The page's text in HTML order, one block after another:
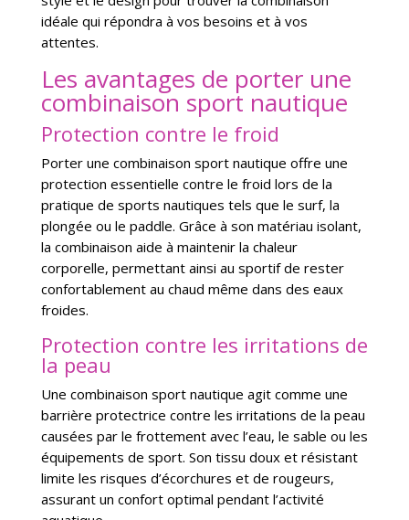
idéale qui répondra à vos besoins et à vos
attentes.
Les avantages de porter une
combinaison sport nautique
Protection contre le froid
Porter une combinaison sport nautique offre une
protection essentielle contre le froid lors de la
pratique de sports nautiques tels que le surf, la
plongée ou le paddle. Grâce à son matériau isolant,
la combinaison aide à maintenir la chaleur
corporelle, permettant ainsi au sportif de rester
confortablement au chaud même dans des eaux
froides.
Protection contre les irritations de
la peau
Une combinaison sport nautique agit comme une
barrière protectrice contre les irritations de la peau
causées par le frottement avec l’eau, le sable ou les
équipements de sport. Son tissu doux et résistant
limite les risques d’écorchures et de rougeurs,
assurant un confort optimal pendant l’activité